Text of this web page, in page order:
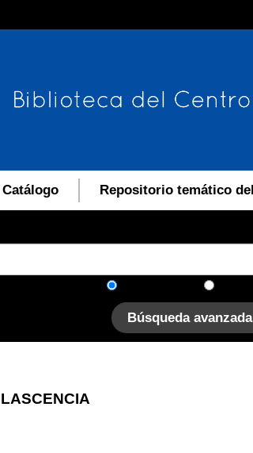
Catálogo Repositorio temático
Búsqueda avanzada